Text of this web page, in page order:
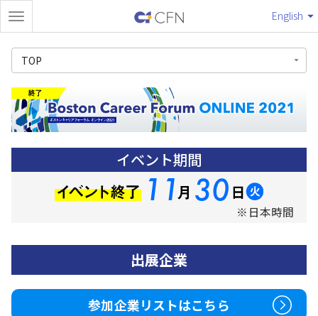
English
TOP
イベント期間
※日本時間
出展企業
参加企業リストはこちら